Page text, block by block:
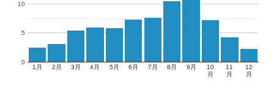
1月 2月 3月 4月 5月 6月 7月 8月 9月
10
月
11
月
12
月
0
5
10